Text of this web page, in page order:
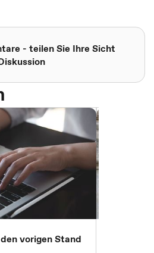
- teilen Sie Ihre Sicht
vorigen Stand